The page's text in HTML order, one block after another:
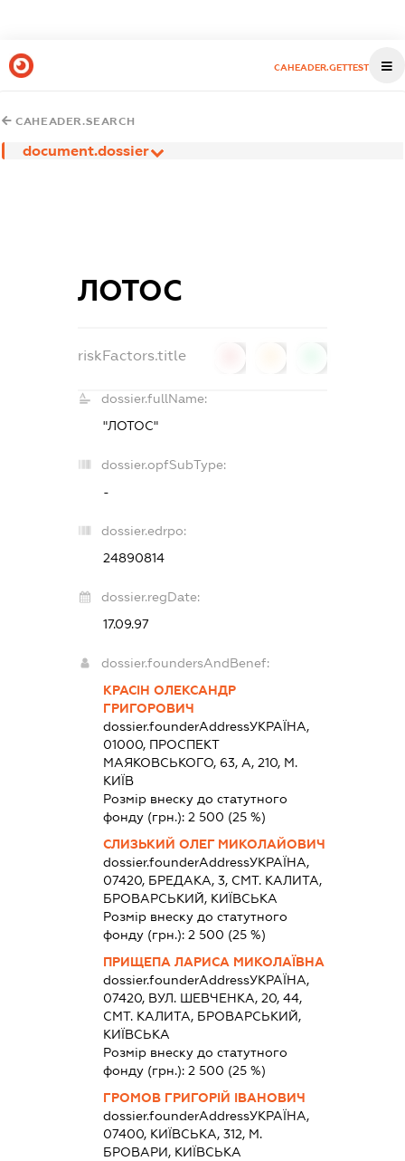
CAHEADER.GETTEST
CAHEADER.SEARCH
document.dossier
ЛОТОС
riskFactors.title
dossier.fullName:
"ЛОТОС"
dossier.opfSubType:
-
dossier.edrpo:
24890814
dossier.regDate:
17.09.97
dossier.foundersAndBenef:
КРАСІН ОЛЕКСАНДР
ГРИГОРОВИЧ
dossier.founderAddressУКРАЇНА,
01000, ПРОСПЕКТ
МАЯКОВСЬКОГО, 63, А, 210, М.
КИЇВ
Розмір внеску до статутного
фонду (грн.): 2 500 (25 %)
СЛИЗЬКИЙ ОЛЕГ МИКОЛАЙОВИЧ
dossier.founderAddressУКРАЇНА,
07420, БРЕДАКА, 3, СМТ. КАЛИТА,
БРОВАРСЬКИЙ, КИЇВСЬКА
Розмір внеску до статутного
фонду (грн.): 2 500 (25 %)
ПРИЩЕПА ЛАРИСА МИКОЛАЇВНА
dossier.founderAddressУКРАЇНА,
07420, ВУЛ. ШЕВЧЕНКА, 20, 44,
СМТ. КАЛИТА, БРОВАРСЬКИЙ,
КИЇВСЬКА
Розмір внеску до статутного
фонду (грн.): 2 500 (25 %)
ГРОМОВ ГРИГОРІЙ ІВАНОВИЧ
dossier.founderAddressУКРАЇНА,
07400, КИЇВСЬКА, 312, М.
БРОВАРИ, КИЇВСЬКА